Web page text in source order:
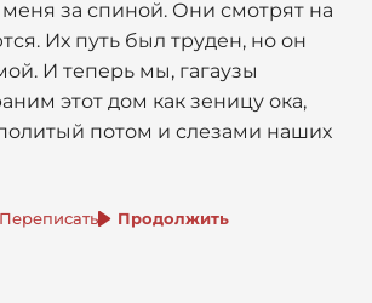
меня за спиной. Они смотрят на
Их путь был труден, но он
И теперь мы, гагаузы
этот дом как зеницу ока,
потом и слезами наших
Переписать Продолжить